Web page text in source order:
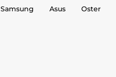
Samsung Asus Oster